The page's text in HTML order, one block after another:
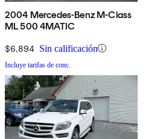
2004 Mercedes-Benz M-Class
ML 500 4MATIC
$6,894 Sin calificación
Incluye tarifas de conc.